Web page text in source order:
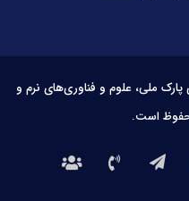
ملی، علوم و فناوری‌های نرم و
است.
تلگرامتماس درباره